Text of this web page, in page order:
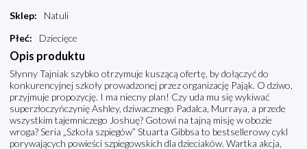
Sklep:
Natuli
Płeć: Dziecięce
Opis produktu
Słynny Tajniak szybko otrzymuje kuszącą ofertę, by dołączyć do
konkurencyjnej szkoły prowadzonej przez organizację Pająk. O dziwo,
przyjmuje propozycję. I ma niecny plan! Czy uda mu się wykiwać
superzłoczyńczynię Ashley, dziwacznego Padalca, Murraya, a przede
wszystkim tajemniczego Joshuę? Gotowi na tajną misję w obozie
wroga? Seria „Szkoła szpiegów” Stuarta Gibbsa to bestsellerowy cykl
porywających powieści szpiegowskich dla dzieciaków. Wartka akcja,